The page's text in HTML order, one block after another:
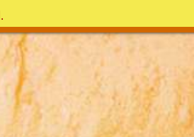
Styles
Kontakt